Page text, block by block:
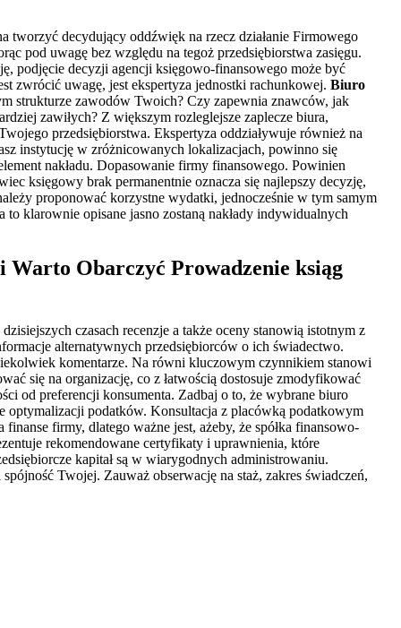
tworzyć decydujący oddźwięk na rzecz działanie Firmowego
pod uwagę bez względu na tegoż przedsiębiorstwa zasięgu.
podjęcie decyzji agencji księgowo-finansowego może być
zwrócić uwagę, jest ekspertyza jednostki rachunkowej. Biuro
strukturze zawodów Twoich? Czy zapewnia znawców, jak
zawiłych? Z większym rozleglejsze zaplecze biura,
przedsiębiorstwa. Ekspertyza oddziaływuje również na
instytucję w zróżnicowanych lokalizacjach, powinno się
nakładu. Dopasowanie firmy finansowego. Powinien
księgowy brak permanentnie oznacza się najlepszy decyzję,
proponować korzystne wydatki, jednocześnie w tym samym
klarownie opisane jasno zostaną nakłady indywidualnych
Obarczyć Prowadzenie ksiąg
czasach recenzje a także oceny stanowią istotnym z
alternatywnych przedsiębiorców o ich świadectwo.
komentarze. Na równi kluczowym czynnikiem stanowi
się na organizację, co z łatwością dostosuje zmodyfikować
od preferencji konsumenta. Zadbaj o to, że wybrane biuro
optymalizacji podatków. Konsultacja z placówką podatkowym
firmy, dlatego ważne jest, ażeby, że spółka finansowo-
rekomendowane certyfikaty i uprawnienia, które
kapitał są w wiarygodnych administrowaniu.
Twojej. Zauważ obserwację na staż, zakres świadczeń,